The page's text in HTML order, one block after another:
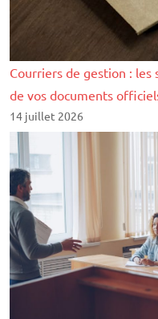
Courriers de gestion : les
de vos documents
14 juillet 2026